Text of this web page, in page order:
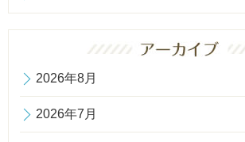
2026年8月
2026年7月